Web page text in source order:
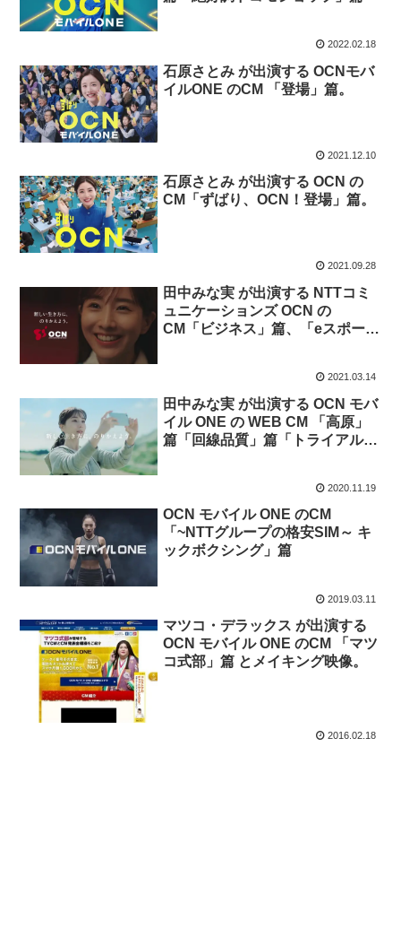
2022.02.18
石原さとみ が出演する OCNモバ
イルONE のCM 「登場」篇。
2021.12.10
石原さとみ が出演する OCN の
CM「ずばり、OCN！登場」篇。
2021.09.28
田中みな実 が出演する NTTコミ
ュニケーションズ OCN の
CM「ビジネス」篇、「eスポーツ
2021.03.14
田中みな実 が出演する OCN モバ
イル ONE の WEB CM 「高原」
篇「回線品質」篇「トライアル」
2020.11.19
OCN モバイル ONE のCM
「~NTTグループの格安SIM～ キ
ックボクシング」篇
2019.03.11
マツコ・デラックス が出演する
OCN モバイル ONE のCM 「マツ
コ式部」篇 とメイキング映像。
2016.02.18